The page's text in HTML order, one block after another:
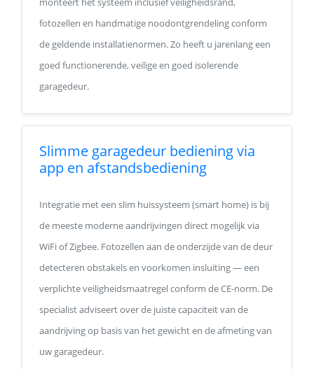
fotozellen en handmatige noodontgrendeling conform
de geldende installatienormen. Zo heeft u jarenlang een
goed functionerende, veilige en goed isolerende
garagedeur.
Slimme garagedeur bediening via
app en afstandsbediening
Integratie met een slim huissysteem (smart home) is bij
de meeste moderne aandrijvingen direct mogelijk via
WiFi of Zigbee. Fotozellen aan de onderzijde van de deur
detecteren obstakels en voorkomen insluiting — een
verplichte veiligheidsmaatregel conform de CE-norm. De
specialist adviseert over de juiste capaciteit van de
aandrijving op basis van het gewicht en de afmeting van
uw garagedeur.